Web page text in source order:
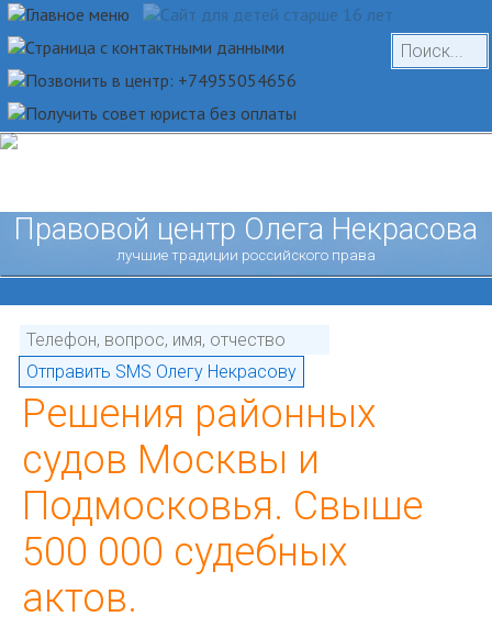
Правовой центр Олега Некрасова
лучшие традиции российского права
Решения районных
судов Москвы и
Подмосковья. Свыше
500 000 судебных
актов.